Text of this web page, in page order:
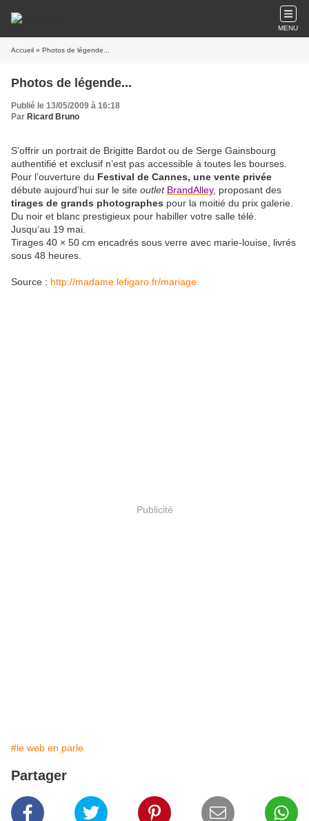
MENU
Accueil » Photos de légende...
Photos de légende...
Publié le 13/05/2009 à 16:18
Par Ricard Bruno
S’offrir un portrait de Brigitte Bardot ou de Serge Gainsbourg
authentifié et exclusif n’est pas accessible à toutes les bourses.
Pour l’ouverture du Festival de Cannes, une vente privée
débute aujourd’hui sur le site outlet BrandAlley, proposant des
tirages de grands photographes pour la moitié du prix galerie.
Du noir et blanc prestigieux pour habiller votre salle télé.
Jusqu’au 19 mai.
Tirages 40 × 50 cm encadrés sous verre avec marie-louise, livrés
sous 48 heures.
Source : http://madame.lefigaro.fr/mariage
Publicité
#le web en parle
Partager